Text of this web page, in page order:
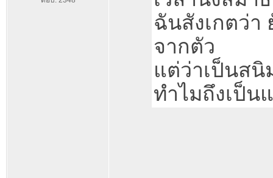
ฉันสังเกตว่า
จากตัว
แต่ว่าเป็นสนิ
ทำไมถึงเป็น